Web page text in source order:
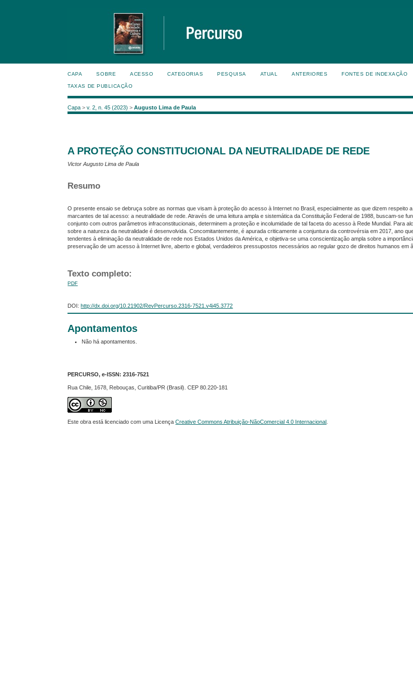
CAPA SOBRE ACESSO CATEGORIAS PESQUISA ATUAL ANTERIORES FONTES DE INDEXAÇÃO
TAXAS DE PUBLICAÇÃO
Capa >v. 2, n. 45 (2023) >Augusto Lima de Paula
A PROTEÇÃO CONSTITUCIONAL DA NEUTRALIDADE DE REDE
Victor Augusto Lima de Paula
Resumo
O presente ensaio se debruça sobre as normas que visam à proteção do acesso à Internet no Brasil, especialmente as que dizem respeito
marcantes de tal acesso: a neutralidade de rede. Através de uma leitura ampla e sistemática da Constituição Federal de 1988, buscam-se
conjunto com outros parâmetros infraconstitucionais, determinem a proteção e incolumidade de tal faceta do acesso à Rede Mundial. Para
sobre a natureza da neutralidade é desenvolvida. Concomitantemente, é apurada criticamente a conjuntura da controvérsia em 2017, ano
tendentes à eliminação da neutralidade de rede nos Estados Unidos da América, e objetiva-se uma conscientização ampla sobre a
preservação de um acesso à Internet livre, aberto e global, verdadeiros pressupostos necessários ao regular gozo de direitos humanos em
Texto completo:
PDF
DOI:http://dx.doi.org/10.21902/RevPercurso.2316-7521.v4i45.3772
Apontamentos
Não há apontamentos.
PERCURSO, e-ISSN:2316-7521
Rua Chile, 1678, Rebouças, Curitiba/PR (Brasil). CEP 80.220-181
Este obra está licenciado com uma LicençaCreative Commons Atribuição-NãoComercial 4.0 Internacional